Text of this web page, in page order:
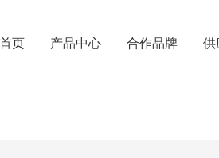
首页 产品中心 合作品牌 供